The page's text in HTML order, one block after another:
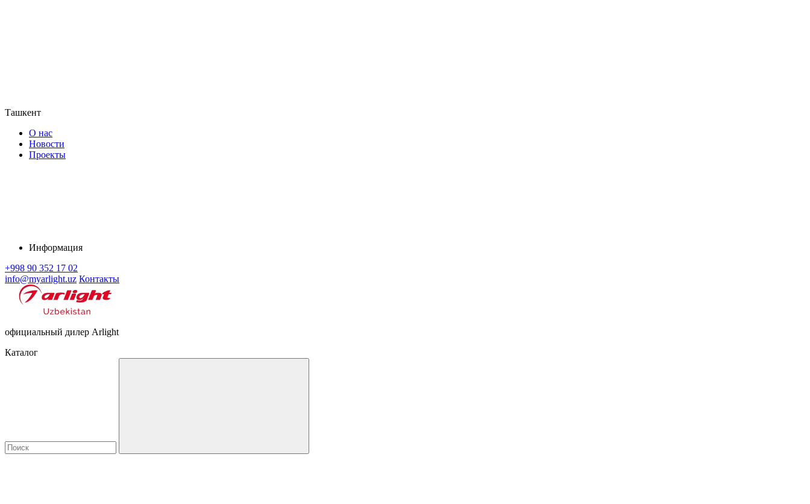
Ташкент
О нас
Новости
Проекты
Информация
+998 90 352 17 02
info@myarlight.uz Контакты
официальный дилер Arlight
Каталог